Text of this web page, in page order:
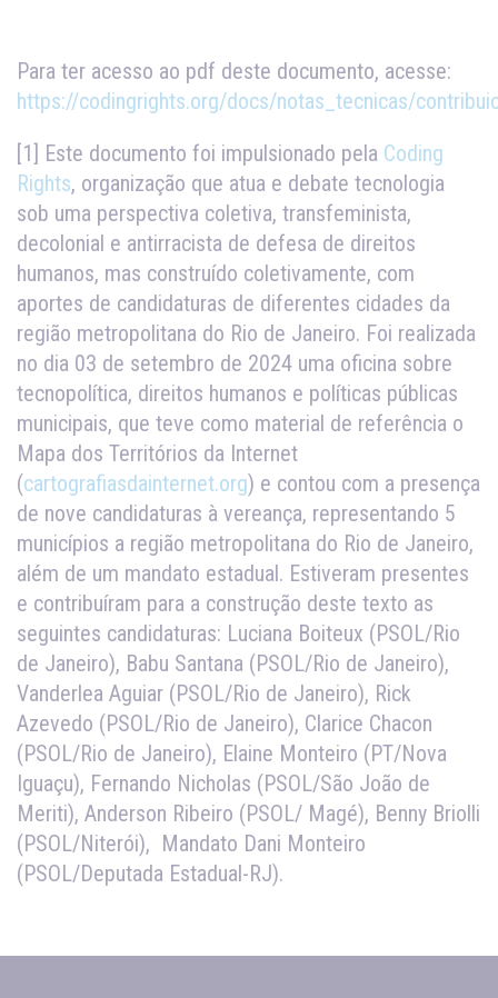
Para ter acesso ao pdf deste documento, acesse:
https://codingrights.org/docs/notas_tecnicas/
[1] Este documento foi impulsionado pela Coding
Rights, organização que atua e debate tecnologia
sob uma perspectiva coletiva, transfeminista,
decolonial e antirracista de defesa de direitos
humanos, mas construído coletivamente, com
aportes de candidaturas de diferentes cidades da
região metropolitana do Rio de Janeiro. Foi realizada
no dia 03 de setembro de 2024 uma oficina sobre
tecnopolítica, direitos humanos e políticas públicas
municipais, que teve como material de referência o
Mapa dos Territórios da Internet
(cartografiasdainternet.org) e contou com a presença
de nove candidaturas à vereança, representando 5
municípios a região metropolitana do Rio de Janeiro,
além de um mandato estadual. Estiveram presentes
e contribuíram para a construção deste texto as
seguintes candidaturas: Luciana Boiteux (PSOL/Rio
de Janeiro), Babu Santana (PSOL/Rio de Janeiro),
Vanderlea Aguiar (PSOL/Rio de Janeiro), Rick
Azevedo (PSOL/Rio de Janeiro), Clarice Chacon
(PSOL/Rio de Janeiro), Elaine Monteiro (PT/Nova
Iguaçu), Fernando Nicholas (PSOL/São João de
Meriti), Anderson Ribeiro (PSOL/ Magé), Benny Briolli
(PSOL/Niterói), Mandato Dani Monteiro
(PSOL/Deputada Estadual-RJ).